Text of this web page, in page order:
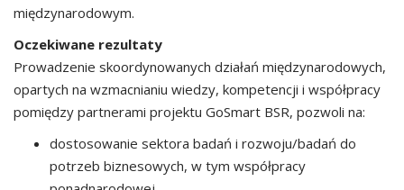
międzynarodowym.
Oczekiwane rezultaty
Prowadzenie skoordynowanych działań międzynarodowych,
opartych na wzmacnianiu wiedzy, kompetencji i współpracy
pomiędzy partnerami projektu GoSmart BSR, pozwoli na:
dostosowanie sektora badań i rozwoju/badań do
potrzeb biznesowych, w tym współpracy